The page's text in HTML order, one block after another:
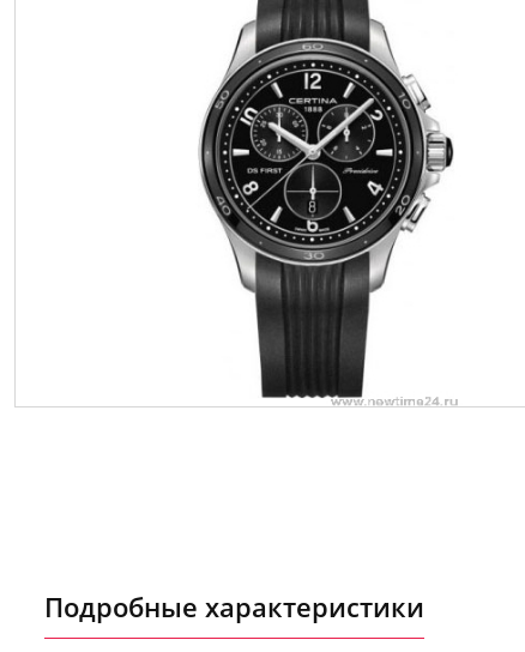
Подробные характеристики